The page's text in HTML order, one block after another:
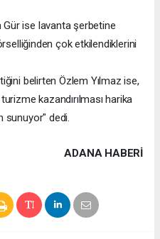
ise lavanta şerbetine
çok etkilendiklerini
belirten Özlem Yılmaz ise,
kazandırılması harika
sunuyor" dedi.
ADANA HABERİ